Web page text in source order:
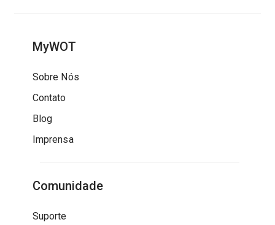
MyWOT
Sobre Nós
Contato
Blog
Imprensa
Comunidade
Suporte